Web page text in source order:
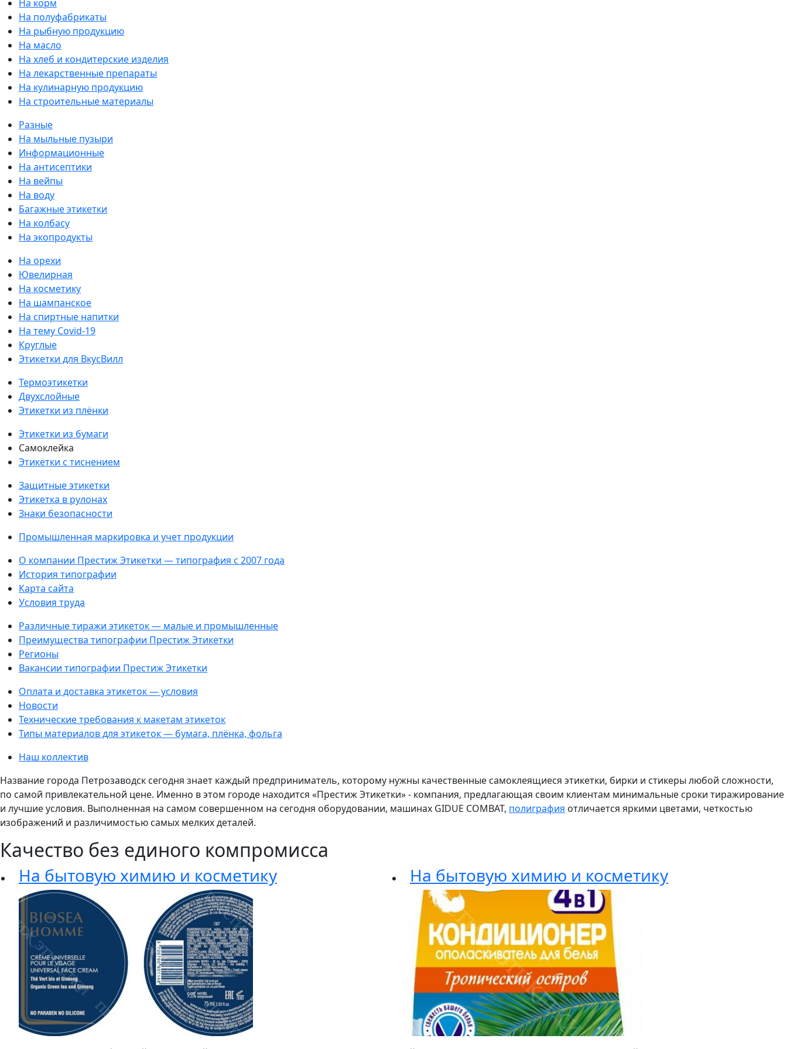
На корм
На полуфабрикаты
На рыбную продукцию
На масло
На хлеб и кондитерские изделия
На лекарственные препараты
На кулинарную продукцию
На строительные материалы
Разные
На мыльные пузыри
Информационные
На антисептики
На вейпы
На воду
Багажные этикетки
На колбасу
На экопродукты
На орехи
Ювелирная
На косметику
На шампанское
На спиртные напитки
На тему Covid-19
Круглые
Этикетки для ВкусВилл
Термоэтикетки
Двухслойные
Этикетки из плёнки
Этикетки из бумаги
Самоклейка
Этикетки с тиснением
Защитные этикетки
Этикетка в рулонах
Знаки безопасности
Промышленная маркировка и учет продукции
О компании Престиж Этикетки — типография с 2007 года
История типографии
Карта сайта
Условия труда
Различные тиражи этикеток — малые и промышленные
Преимущества типографии Престиж Этикетки
Регионы
Вакансии типографии Престиж Этикетки
Оплата и доставка этикеток — условия
Новости
Технические требования к макетам этикеток
Типы материалов для этикеток — бумага, плёнка, фольга
Наш коллектив
Название города Петрозаводск сегодня знает каждый предприниматель, которому нужны качественные самоклеящиеся этикетки, бирки и стикеры любой сложности,
по самой привлекательной цене. Именно в этом городе находится «Престиж Этикетки» - компания, предлагающая своим клиентам минимальные сроки тиражирование
и лучшие условия. Выполненная на самом совершенном на сегодня оборудовании, машинах GIDUE COMBAT, полиграфия отличается яркими цветами, четкостью
изображений и различимостью самых мелких деталей.
Качество без единого компромисса
На бытовую химию и косметику На бытовую химию и косметику